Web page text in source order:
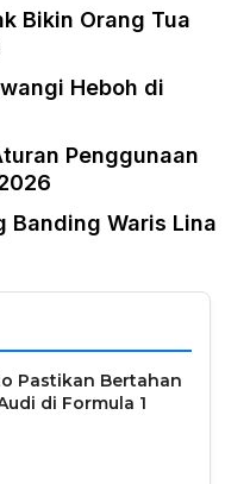
Bikin Orang Tua
Heboh di
Penggunaan
Banding Waris Lina
Pastikan Bertahan
di Formula 1